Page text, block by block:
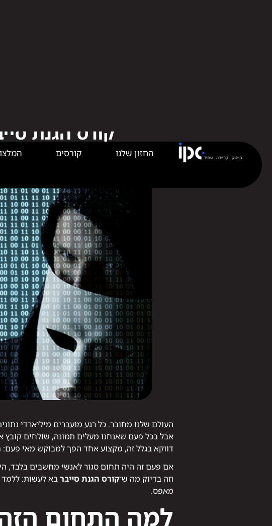
קורס הגנת
העולם שלנו מחובר. כל רגע מועברים מיליארדי
אבל בכל פעם שאנחנו מעלים תמונה, שולחים קובץ
דווקא בגלל זה, מקצוע אחד הפך למבוקש מאי פעם:
אם פעם זה היה תחום סגור לאנשי מחשבים בלבד,
וזה בדיוק מה ש־קורס הגנת סייברבא לעשות: ללמד
מאפס.
למה התחום